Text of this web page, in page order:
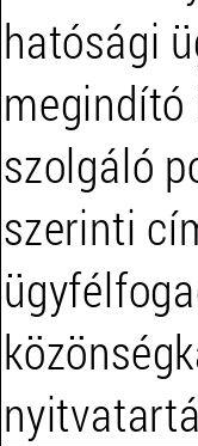
hatósági
szolgáló
szerinti